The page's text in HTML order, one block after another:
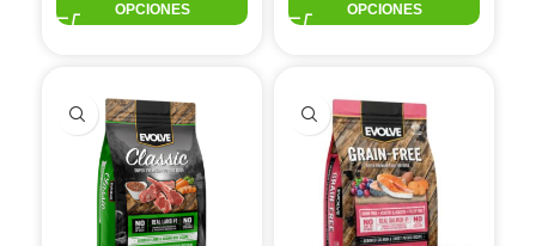
OPCIONES
OPCIONES